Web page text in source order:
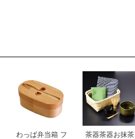
わっぱ弁当箱 フ
茶器茶器お抹茶